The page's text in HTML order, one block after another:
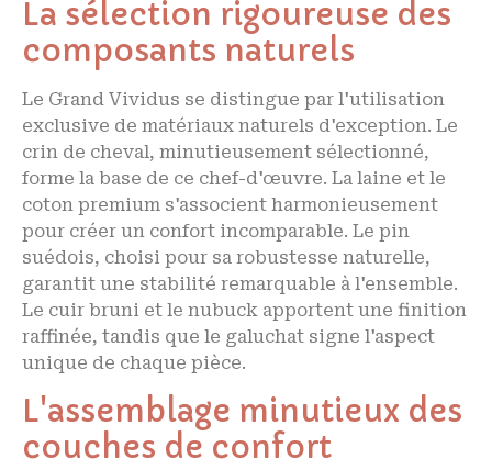
La sélection rigoureuse des
composants naturels
Le Grand Vividus se distingue par l'utilisation
exclusive de matériaux naturels d'exception. Le
crin de cheval, minutieusement sélectionné,
forme la base de ce chef-d'œuvre. La laine et le
coton premium s'associent harmonieusement
pour créer un confort incomparable. Le pin
suédois, choisi pour sa robustesse naturelle,
garantit une stabilité remarquable à l'ensemble.
Le cuir bruni et le nubuck apportent une finition
raffinée, tandis que le galuchat signe l'aspect
unique de chaque pièce.
L'assemblage minutieux des
couches de confort